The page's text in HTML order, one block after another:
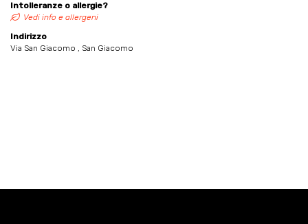
Intolleranze o allergie?
Vedi info e allergeni
Indirizzo
Via San Giacomo , San Giacomo